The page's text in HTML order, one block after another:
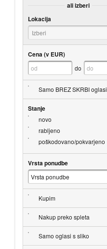
ali izberi
Lokacija
Izberi
Cena (v EUR)
do
Samo BREZ SKRBI oglasi
Stanje
novo
rabljeno
poškodovano/pokvarjeno
Vrsta ponudbe
Kupim
Nakup preko spleta
Samo oglasi s sliko